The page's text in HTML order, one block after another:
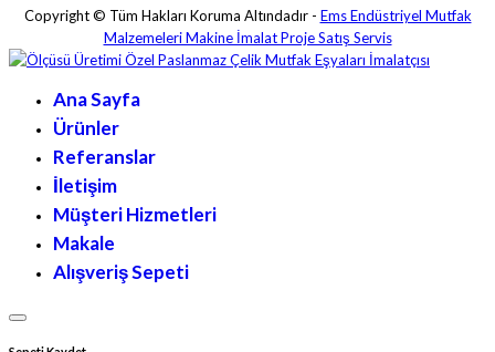
Copyright © Tüm Hakları Koruma Altındadır - Ems Endüstriyel Mutfak
Malzemeleri Makine İmalat Proje Satış Servis
Ana Sayfa
Ürünler
Referanslar
İletişim
Müşteri Hizmetleri
Makale
Alışveriş Sepeti